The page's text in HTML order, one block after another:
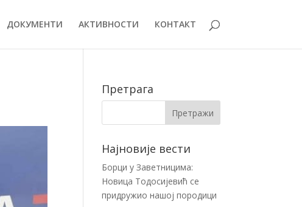
ДОКУМЕНТИ АКТИВНОСТИ КОНТАКТ
Претрага
Најновије вести
Борци у Заветницима:
Новица Тодосијевић се
придружио нашој породици